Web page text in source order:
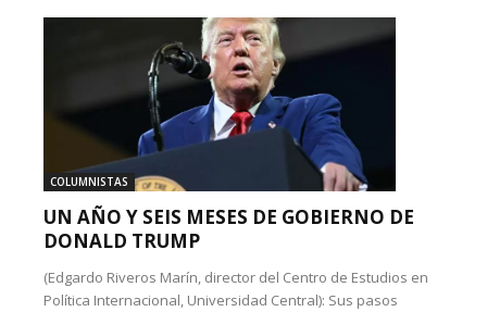
COLUMNISTAS
UN AÑO Y SEIS MESES DE GOBIERNO DE
DONALD TRUMP
(Edgardo Riveros Marín, director del Centro de Estudios en
Política Internacional, Universidad Central): Sus pasos